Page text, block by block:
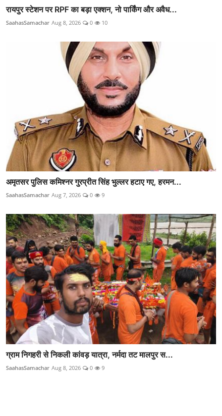
रायपुर स्टेशन पर RPF का बड़ा एक्शन, नो पार्किंग और अवैध...
SaahasSamachar Aug 8, 2026 0 10
अमृतसर पुलिस कमिश्नर गुरप्रीत सिंह भुल्लर हटाए गए, हरमन...
SaahasSamachar Aug 7, 2026 0 9
ग्राम निगहरी से निकली कांवड़ यात्रा, नर्मदा तट मालपुर स...
SaahasSamachar Aug 8, 2026 0 9